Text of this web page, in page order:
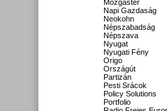
Mozgástér
Napi Gazdaság
Neokohn
Népszabadság
Népszava
Nyugat
Nyugati Fény
Origo
Országút
Partizán
Pesti Srácok
Policy Solutions
Portfolio